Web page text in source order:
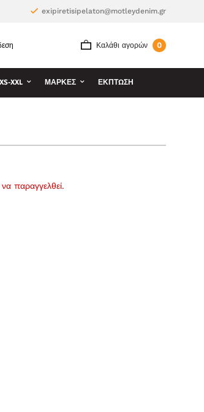
exipiretisipelaton@motleydenim.gr
Καλάθι αγορών 0
XXL ΜΆΡΚΕΣ ΕΚΠΤΩΣΗ
παραγγελθεί.